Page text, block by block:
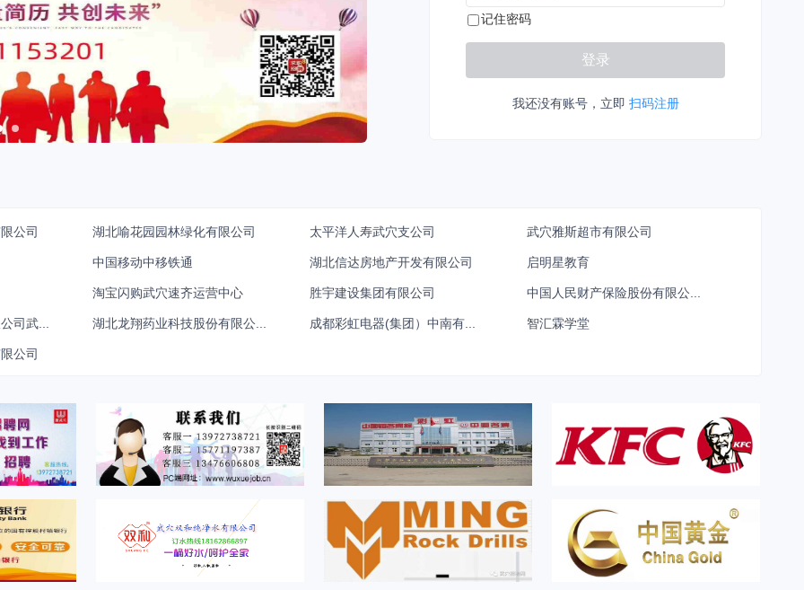
记住密码
登录
我还没有账号，立即 扫码注册
公司 湖北喻花园园林绿化有限公司 太平洋人寿武穴支公司 武穴雅斯超市有限公司
中国移动中移铁通 湖北信达房地产开发有限公司 启明星教育
淘宝闪购武穴速齐运营中心 胜宇建设集团有限公司 中国人民财产保险股份有限公...
司武... 湖北龙翔药业科技股份有限公... 成都彩虹电器(集团）中南有... 智汇霖学堂
公司